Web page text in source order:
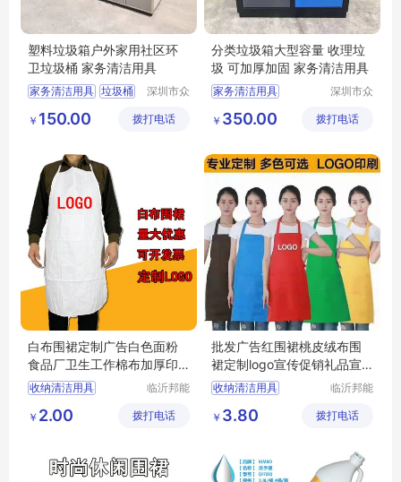
塑料垃圾箱户外家用社区环
卫垃圾桶 家务清洁用具
家务清洁用具 垃圾桶
深圳市众
技有限公
￥ 150.00 拨打电话
分类垃圾箱大型容量 收理垃
圾 可加厚加固 家务清洁用具
家务清洁用具
家用垃圾桶
深圳市众
技有限公
￥ 350.00 拨打电话
白布围裙定制广告白色面粉
食品厂卫生工作棉布加厚印lo
go
收纳清洁用具
家务围裙
临沂邦能
有限公司
￥ 2.00 拨打电话
批发广告红围裙桃皮绒布围
裙定制logo宣传促销礼品宣
传系带小围裙
收纳清洁用具
家务围裙
临沂邦能
有限公司
￥ 3.80 拨打电话